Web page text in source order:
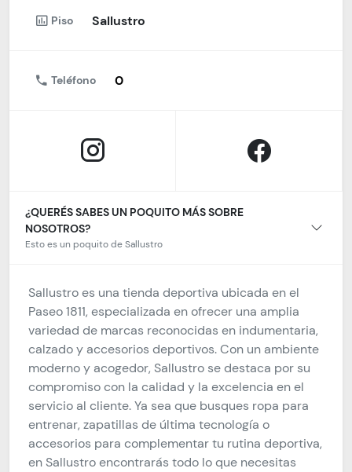
Piso Sallustro
Teléfono 0
¿QUERÉS SABES UN POQUITO MÁS SOBRE
NOSOTROS?
Esto es un poquito de Sallustro
Sallustro es una tienda deportiva ubicada en el
Paseo 1811, especializada en ofrecer una amplia
variedad de marcas reconocidas en indumentaria,
calzado y accesorios deportivos. Con un ambiente
moderno y acogedor, Sallustro se destaca por su
compromiso con la calidad y la excelencia en el
servicio al cliente. Ya sea que busques ropa para
entrenar, zapatillas de última tecnología o
accesorios para complementar tu rutina deportiva,
en Sallustro encontrarás todo lo que necesitas